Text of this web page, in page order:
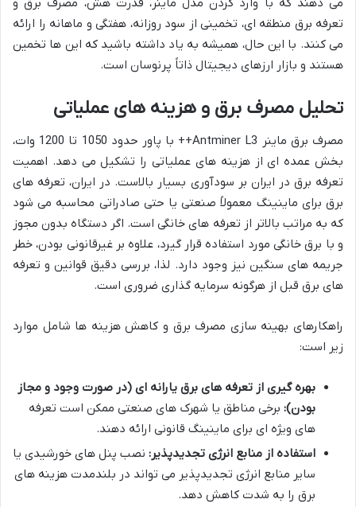
می دهند که با وارد کردن مدل ماینر، قدرت هش، مصرف برق و
تعرفه برق منطقه ای، تخمینی از سود روزانه، هفتگی و ماهانه را ارائه
می کنند. با این حال، همیشه به یاد داشته باشید که این ها تخمین
هستند و بازار ارزهای دیجیتال ذاتاً پرنوسان است.
تحلیل مصرف برق و هزینه های عملیاتی
مصرف برق ماینر Antminer L3++ با پاور حدود 1050 تا 1200 وات،
بخش عمده ای از هزینه های عملیاتی را تشکیل می دهد. اهمیت
تعرفه برق در ایران بر سودآوری بسیار بالاست. در ایران، تعرفه های
برق برای ماینینگ معمولاً صنعتی یا حتی صادراتی محاسبه می شود
که به مراتب بالاتر از تعرفه های خانگی است. اگر دستگاه بدون مجوز
و با برق خانگی مورد استفاده قرار گیرد، علاوه بر غیرقانونی بودن، خطر
جریمه های سنگین نیز وجود دارد. لذا، بررسی دقیق قوانین و تعرفه
های برق قبل از هرگونه سرمایه گذاری ضروری است.
راهکارهای بهینه سازی مصرف برق و کاهش هزینه ها شامل موارد
زیر است:
بهره گیری از تعرفه های برق یارانه ای (در صورت وجود و مجاز
بودن): برخی مناطق یا شهرک های صنعتی ممکن است تعرفه
های ویژه ای برای ماینینگ قانونی ارائه دهند.
استفاده از منابع انرژی تجدیدپذیر: نصب پنل های خورشیدی یا
سایر منابع انرژی تجدیدپذیر می تواند در بلندمدت هزینه های
برق را به شدت کاهش دهد.